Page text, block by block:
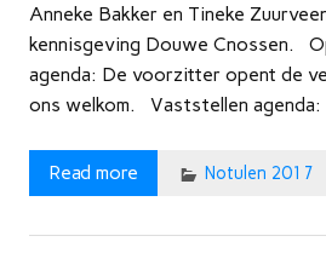
Anneke Bakker en Tineke
kennisgeving Douwe Cnossen.
agenda: De voorzitter opent de
ons welkom. Vaststellen
Read more Notulen 2017